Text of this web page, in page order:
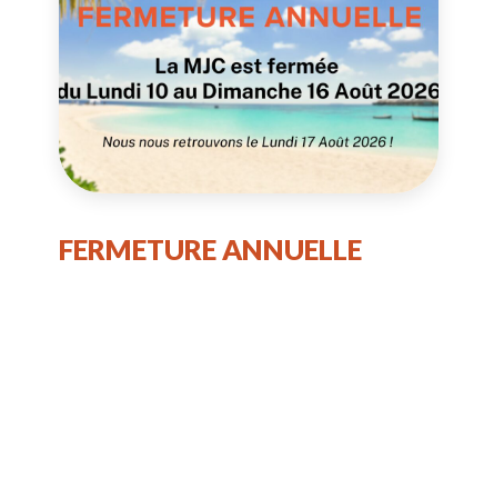
FERMETURE ANNUELLE